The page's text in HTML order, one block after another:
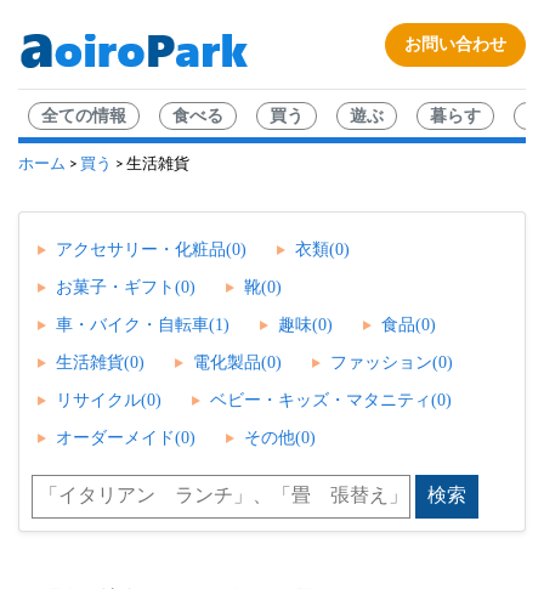
お問い合わせ
全ての情報 食べる 買う 遊ぶ 暮らす
ホーム > 買う > 生活雑貨
アクセサリー・化粧品(0) 衣類(0)
お菓子・ギフト(0) 靴(0)
車・バイク・自転車(1) 趣味(0) 食品(0)
生活雑貨(0) 電化製品(0) ファッション(0)
リサイクル(0) ベビー・キッズ・マタニティ(0)
オーダーメイド(0) その他(0)